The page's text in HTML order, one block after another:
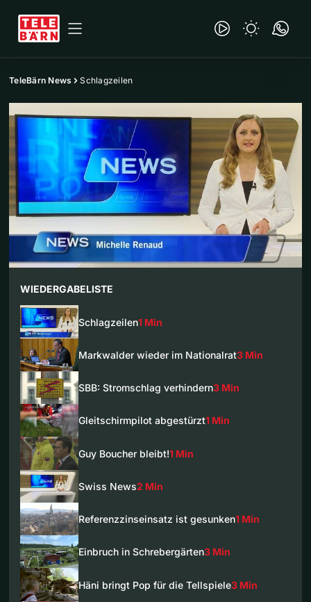
TeleBärn News Schlagzeilen
WIEDERGABELISTE
Schlagzeilen1 Min
Markwalder wieder im Nationalrat3 Min
SBB: Stromschlag verhindern3 Min
Gleitschirmpilot abgestürzt1 Min
Guy Boucher bleibt!1 Min
Swiss News2 Min
Referenzzinseinsatz ist gesunken1 Min
Einbruch in Schrebergärten3 Min
Häni bringt Pop für die Tellspiele3 Min